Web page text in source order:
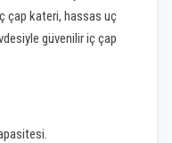
çap kateri, hassas uç
güvenilir iç çap